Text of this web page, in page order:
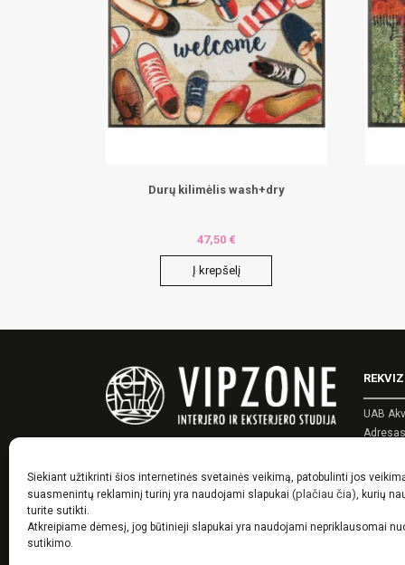
Siekiant užtikrinti šios internetinės svetainės veikimą, patobulinti jos
suasmenintų reklaminį turinį yra naudojami slapukai (plačiau čia), kurių
turite sutikti.
Atkreipiame dėmesį, jog būtinieji slapukai yra naudojami nepriklausomai
sutikimo.
Durų kilimėlis wash+dry
47,50 €
Į krepšelį
UAB
PVM